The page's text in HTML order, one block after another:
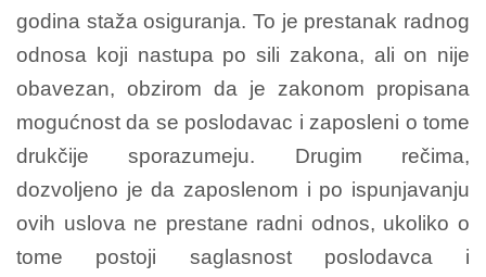
godina staža osiguranja. To je prestanak radnog
odnosa koji nastupa po sili zakona, ali on nije
obavezan, obzirom da je zakonom propisana
mogućnost da se poslodavac i zaposleni o tome
drukčije sporazumeju. Drugim rečima,
dozvoljeno je da zaposlenom i po ispunjavanju
ovih uslova ne prestane radni odnos, ukoliko o
tome postoji saglasnost poslodavca i